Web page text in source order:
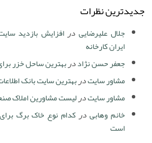
جدیدترین نظرات
جلال علیرضایی درافزایش بازدید
ایران کارخانه
جعفر حسن نژاددربهترین ساحل خزر
مشاور سایتدربهترین سایت بانک
مشاور سایتدرلیست مشاورین املاک
خانم وهابیدرکدام نوع خاک برگ
است